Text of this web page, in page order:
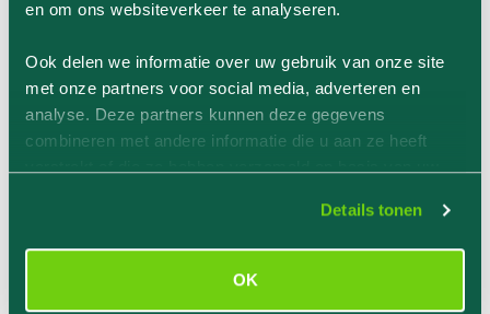
en om ons websiteverkeer te analyseren.
Ook delen we informatie over uw gebruik van onze site
met onze partners voor social media, adverteren en
analyse. Deze partners kunnen deze gegevens
combineren met andere informatie die u aan ze heeft
Details tonen
OK
Klantenervaring